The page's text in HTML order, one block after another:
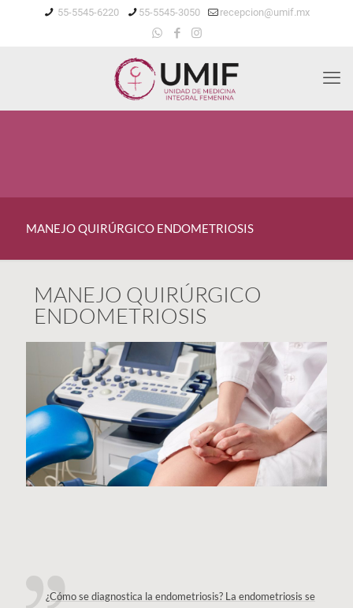
55-5545-6220 55-5545-3050 recepcion@umif.mx
MANEJO QUIRÚRGICO ENDOMETRIOSIS
MANEJO QUIRÚRGICO
ENDOMETRIOSIS
¿Cómo se diagnostica la endometriosis? La endometriosis se